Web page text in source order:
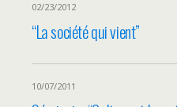
02/23/2012
“La société qui vient”
10/07/2011